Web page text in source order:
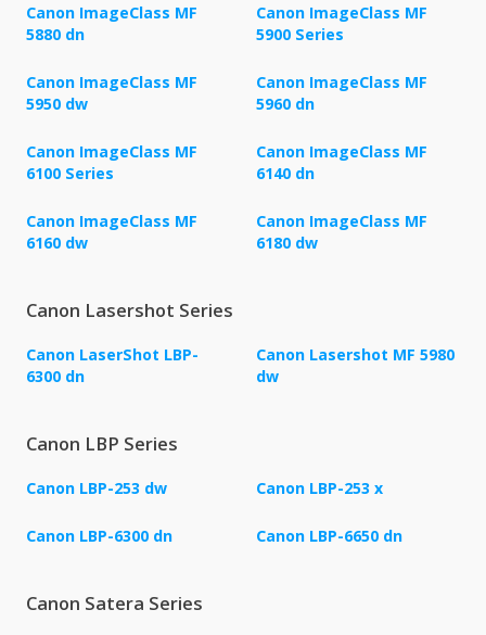
Canon ImageClass MF
5880 dn
Canon ImageClass MF
5900 Series
Canon ImageClass MF
5950 dw
Canon ImageClass MF
5960 dn
Canon ImageClass MF
6100 Series
Canon ImageClass MF
6140 dn
Canon ImageClass MF
6160 dw
Canon ImageClass MF
6180 dw
Canon Lasershot Series
Canon LaserShot LBP-
6300 dn
Canon Lasershot MF 5980
dw
Canon LBP Series
Canon LBP-253 dw Canon LBP-253 x
Canon LBP-6300 dn Canon LBP-6650 dn
Canon Satera Series